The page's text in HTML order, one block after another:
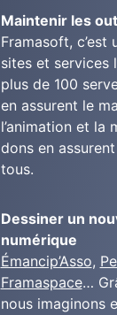
Maintenir les
Framasoft, c’est
sites et services
plus de 100
en assurent le
l’animation et la
dons en
tous.
Dessiner un
numérique
Émancip’Asso,
Framaspace…
nous imaginons